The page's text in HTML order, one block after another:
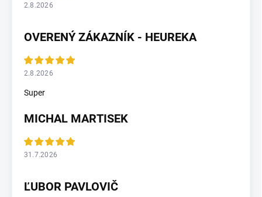
2.8.2026
OVERENÝ ZÁKAZNÍK - HEUREKA
2.8.2026
Super
MICHAL MARTISEK
31.7.2026
ĽUBOR PAVLOVIČ